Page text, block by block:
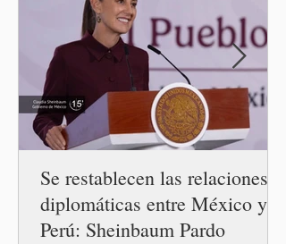
Unidos. Durante la
conferencia matutina en
Palacio Nacional, el
funcionario informó que en
el país únicamente se han
confirmado 33 casos de esta
enferme
Se restablecen las relaciones
diplomáticas entre México y
Perú: Sheinbaum Pardo